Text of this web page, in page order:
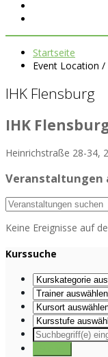
Startseite
Event Location
IHK Flensburg
IHK
Heinrichstraße 28-34,
Veranstaltungen
Keine Ereignisse auf
Kurssuche